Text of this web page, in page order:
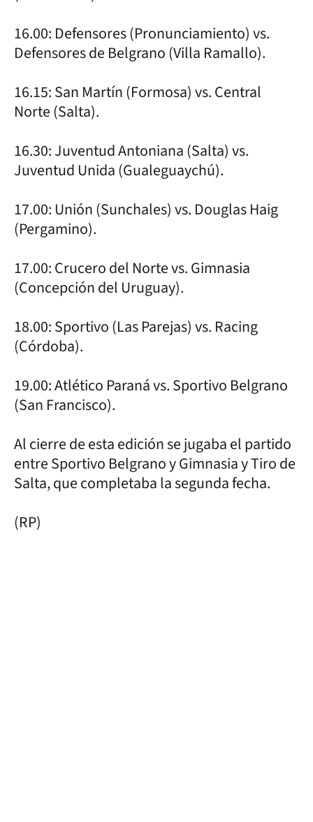
16.00: Defensores (Pronunciamiento) vs.
Defensores de Belgrano (Villa Ramallo).
16.15: San Martín (Formosa) vs. Central
Norte (Salta).
16.30: Juventud Antoniana (Salta) vs.
Juventud Unida (Gualeguaychú).
17.00: Unión (Sunchales) vs. Douglas Haig
(Pergamino).
17.00: Crucero del Norte vs. Gimnasia
(Concepción del Uruguay).
18.00: Sportivo (Las Parejas) vs. Racing
(Córdoba).
19.00: Atlético Paraná vs. Sportivo Belgrano
(San Francisco).
Al cierre de esta edición se jugaba el partido
entre Sportivo Belgrano y Gimnasia y Tiro de
Salta, que completaba la segunda fecha.
(RP)